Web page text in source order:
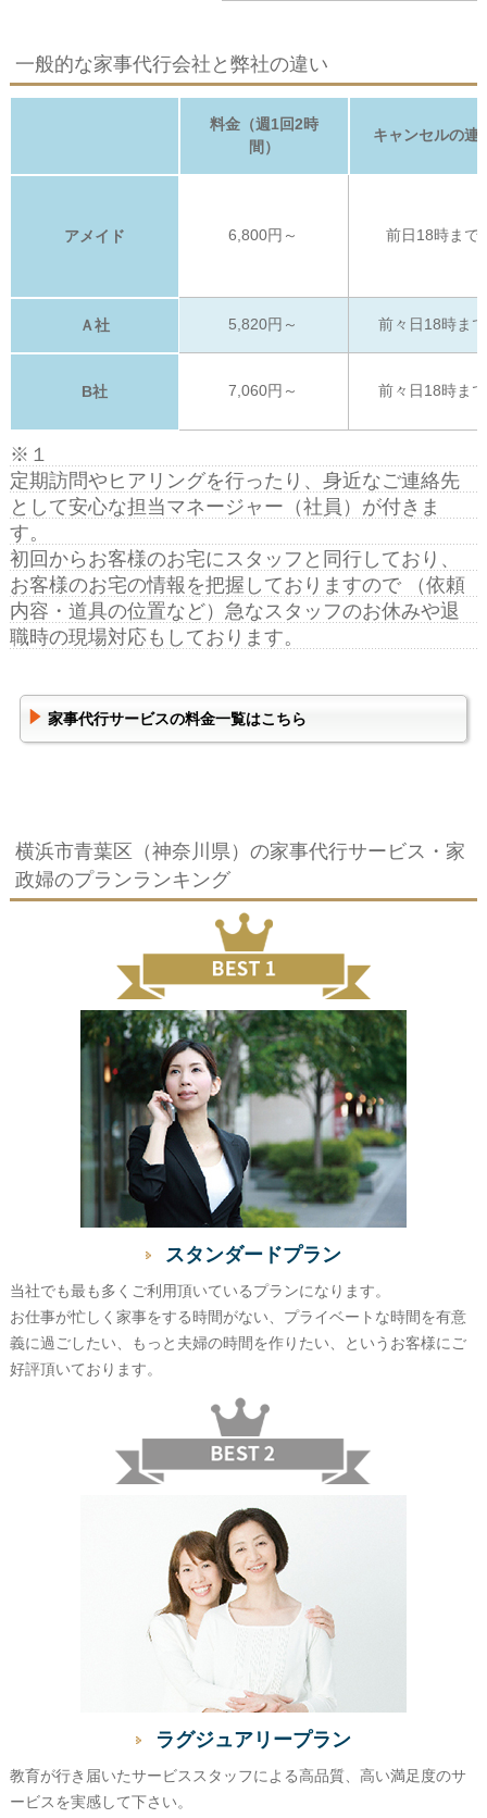
一般的な家事代行会社と弊社の違い
料金（週1回2時
間）
キャンセルの連
アメイド 6,800円～ 前日18時まで
Ａ社 5,820円～ 前々日18時まで
B社 7,060円～ 前々日18時まで
※１
定期訪問やヒアリングを行ったり、身近なご連絡先
として安心な担当マネージャー（社員）が付きま
す。
初回からお客様のお宅にスタッフと同行しており、
お客様のお宅の情報を把握しておりますので （依頼
内容・道具の位置など）急なスタッフのお休みや退
職時の現場対応もしております。
家事代行サービスの料金一覧はこちら
横浜市青葉区（神奈川県）の家事代行サービス・家
政婦のプランランキング
スタンダードプラン
当社でも最も多くご利用頂いているプランになります。
お仕事が忙しく家事をする時間がない、プライベートな時間を有意
義に過ごしたい、もっと夫婦の時間を作りたい、というお客様にご
好評頂いております。
ラグジュアリープラン
教育が行き届いたサービススタッフによる高品質、高い満足度のサ
ービスを実感して下さい。